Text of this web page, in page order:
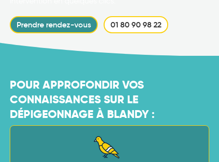
Prendre rendez-vous 01 80 90 98 22
POUR APPROFONDIR VOS
CONNAISSANCES SUR LE
DÉPIGEONNAGE À BLANDY :